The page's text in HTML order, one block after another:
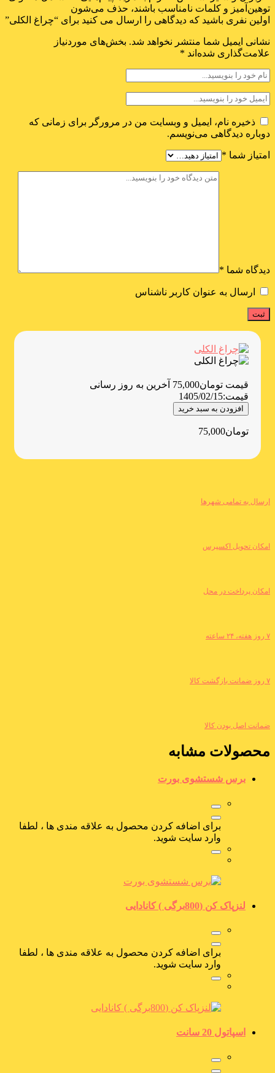
توهین‌آمیز و کلمات نامناسب باشند، حذف می‌شون
اولین نفری باشید که دیدگاهی را ارسال می کنید برای “چراغ الکلی”
نشانی ایمیل شما منتشر نخواهد شد. بخش‌های موردنیاز
علامت‌گذاری شده‌اند *
ذخیره نام، ایمیل و وبسایت من در مرورگر برای زمانی که
دوباره دیدگاهی می‌نویسم.
امتیاز شما *
دیدگاه شما *
ارسال به عنوان کاربر ناشناس
قیمت تومان75,000 آخرین به روز رسانی
قیمت:1405/02/15
افزودن به سبد خرید
تومان75,000
ارسال به تمامی شهرها
امکان تحویل اکسپرس
امکان پرداخت در محل
۷ روز هفته، ۲۴ ساعته
۷ روز ضمانت بازگشت کالا
ضمانت اصل بودن کالا
محصولات مشابه
برس شستشوی بورت
برای اضافه کردن محصول به علاقه مندی ها ، لطفا
وارد سایت شوید.
لنزپاک کن (800برگی ) کانادایی
برای اضافه کردن محصول به علاقه مندی ها ، لطفا
وارد سایت شوید.
اسپاتول 20 سانت